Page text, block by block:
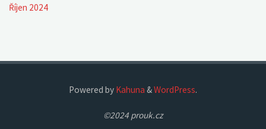
Říjen 2024
Powered by Kahuna &WordPress.
©2024 prouk.cz